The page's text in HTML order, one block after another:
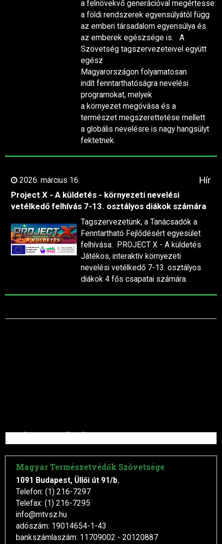
a felnövekvő generációval megértesse:
a földi rendszerek egyensúlyától függ
az emberi társadalom egyensúlya és
az emberek egészsége is. A
Szövetség tagszervezeteivel együtt
egész
Magyarországon folyamatosan
indít fenntarthatóságra nevelési
programokat, melyek
a környezet megóvása és a
természet megszerettetése mellett
a globális nevelésre is nagy hangsúlyt
fektetnek.
2026. március 16. Hír
Project X - A küldetés - környezeti nevelési
vetélkedő felhívás 7-13. osztályos diákok számára
Tagszervezetünk, a Tanácsadók a
Fenntartható Fejlődésért egyesület
felhívása. PROJECT X - A küldetés
Játékos, interaktív környezeti
nevelési vetélkedő 7-13. osztályos
diákok 4 fős csapatai számára.
Magyar Természetvédők Szövetsége
1091 Budapest, Üllői út 91/b.
Telefon: (1) 216-7297
Telefax: (1) 216-7295
info@mtvsz.hu
adószám: 19014654-1-43
bankszámlaszám: 11709002 - 20120887